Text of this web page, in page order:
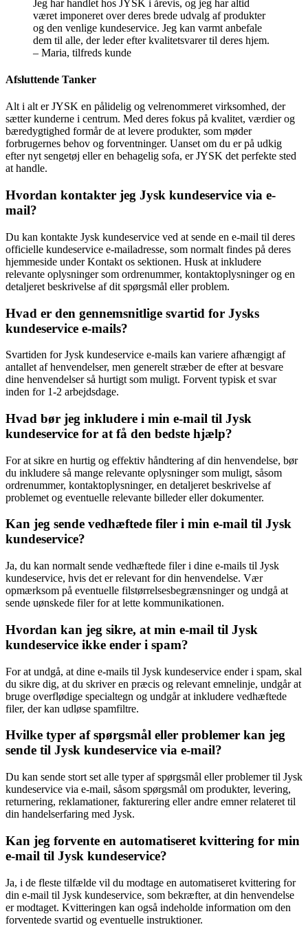
Jeg har handlet hos JYSK i årevis, og jeg har altid
været imponeret over deres brede udvalg af produkter
og den venlige kundeservice. Jeg kan varmt anbefale
dem til alle, der leder efter kvalitetsvarer til deres hjem.
– Maria, tilfreds kunde
Afsluttende Tanker
Alt i alt er JYSK en pålidelig og velrenommeret virksomhed, der
sætter kunderne i centrum. Med deres fokus på kvalitet, værdier og
bæredygtighed formår de at levere produkter, som møder
forbrugernes behov og forventninger. Uanset om du er på udkig
efter nyt sengetøj eller en behagelig sofa, er JYSK det perfekte sted
at handle.
Hvordan kontakter jeg Jysk kundeservice via e-
mail?
Du kan kontakte Jysk kundeservice ved at sende en e-mail til deres
officielle kundeservice e-mailadresse, som normalt findes på deres
hjemmeside under Kontakt os sektionen. Husk at inkludere
relevante oplysninger som ordrenummer, kontaktoplysninger og en
detaljeret beskrivelse af dit spørgsmål eller problem.
Hvad er den gennemsnitlige svartid for Jysks
kundeservice e-mails?
Svartiden for Jysk kundeservice e-mails kan variere afhængigt af
antallet af henvendelser, men generelt stræber de efter at besvare
dine henvendelser så hurtigt som muligt. Forvent typisk et svar
inden for 1-2 arbejdsdage.
Hvad bør jeg inkludere i min e-mail til Jysk
kundeservice for at få den bedste hjælp?
For at sikre en hurtig og effektiv håndtering af din henvendelse, bør
du inkludere så mange relevante oplysninger som muligt, såsom
ordrenummer, kontaktoplysninger, en detaljeret beskrivelse af
problemet og eventuelle relevante billeder eller dokumenter.
Kan jeg sende vedhæftede filer i min e-mail til Jysk
kundeservice?
Ja, du kan normalt sende vedhæftede filer i dine e-mails til Jysk
kundeservice, hvis det er relevant for din henvendelse. Vær
opmærksom på eventuelle filstørrelsesbegrænsninger og undgå at
sende uønskede filer for at lette kommunikationen.
Hvordan kan jeg sikre, at min e-mail til Jysk
kundeservice ikke ender i spam?
For at undgå, at dine e-mails til Jysk kundeservice ender i spam, skal
du sikre dig, at du skriver en præcis og relevant emnelinje, undgår at
bruge overflødige specialtegn og undgår at inkludere vedhæftede
filer, der kan udløse spamfiltre.
Hvilke typer af spørgsmål eller problemer kan jeg
sende til Jysk kundeservice via e-mail?
Du kan sende stort set alle typer af spørgsmål eller problemer til Jysk
kundeservice via e-mail, såsom spørgsmål om produkter, levering,
returnering, reklamationer, fakturering eller andre emner relateret til
din handelserfaring med Jysk.
Kan jeg forvente en automatiseret kvittering for min
e-mail til Jysk kundeservice?
Ja, i de fleste tilfælde vil du modtage en automatiseret kvittering for
din e-mail til Jysk kundeservice, som bekræfter, at din henvendelse
er modtaget. Kvitteringen kan også indeholde information om den
forventede svartid og eventuelle instruktioner.